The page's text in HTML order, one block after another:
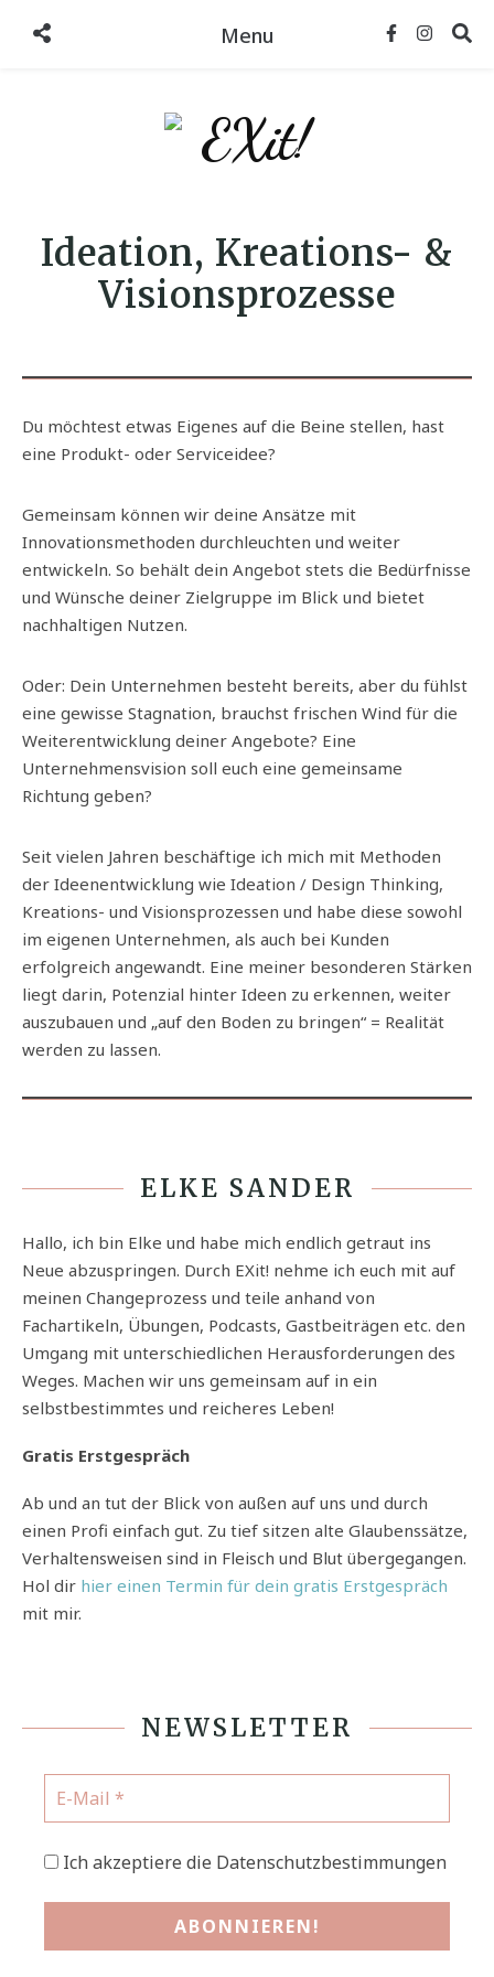
Menu
Ideation, Kreations- &
Visionsprozesse
Du möchtest etwas Eigenes auf die Beine stellen, hast
eine Produkt- oder Serviceidee?
Gemeinsam können wir deine Ansätze mit
Innovationsmethoden durchleuchten und weiter
entwickeln. So behält dein Angebot stets die Bedürfnisse
und Wünsche deiner Zielgruppe im Blick und bietet
nachhaltigen Nutzen.
Oder: Dein Unternehmen besteht bereits, aber du fühlst
eine gewisse Stagnation, brauchst frischen Wind für die
Weiterentwicklung deiner Angebote? Eine
Unternehmensvision soll euch eine gemeinsame
Richtung geben?
Seit vielen Jahren beschäftige ich mich mit Methoden
der Ideenentwicklung wie Ideation / Design Thinking,
Kreations- und Visionsprozessen und habe diese sowohl
im eigenen Unternehmen, als auch bei Kunden
erfolgreich angewandt. Eine meiner besonderen Stärken
liegt darin, Potenzial hinter Ideen zu erkennen, weiter
auszubauen und „auf den Boden zu bringen“ = Realität
werden zu lassen.
ELKE SANDER
Hallo, ich bin Elke und habe mich endlich getraut ins
Neue abzuspringen. Durch EXit! nehme ich euch mit auf
meinen Changeprozess und teile anhand von
Fachartikeln, Übungen, Podcasts, Gastbeiträgen etc. den
Umgang mit unterschiedlichen Herausforderungen des
Weges. Machen wir uns gemeinsam auf in ein
selbstbestimmtes und reicheres Leben!
Gratis Erstgespräch
Ab und an tut der Blick von außen auf uns und durch
einen Profi einfach gut. Zu tief sitzen alte Glaubenssätze,
Verhaltensweisen sind in Fleisch und Blut übergegangen.
Hol dir hier einen Termin für dein gratis Erstgespräch
mit mir.
NEWSLETTER
Ich akzeptiere die Datenschutzbestimmungen